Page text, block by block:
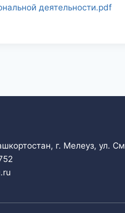
деятельности.pdf
г. Мелеуз, ул.